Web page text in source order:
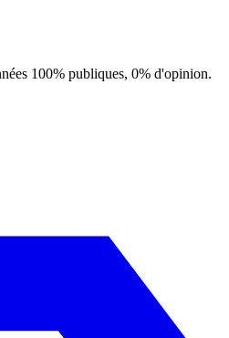
100% publiques, 0% d'opinion.